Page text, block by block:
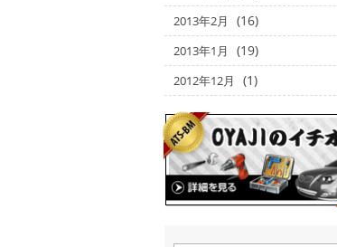
2013年2月 (16)
2013年1月 (19)
2012年12月 (1)